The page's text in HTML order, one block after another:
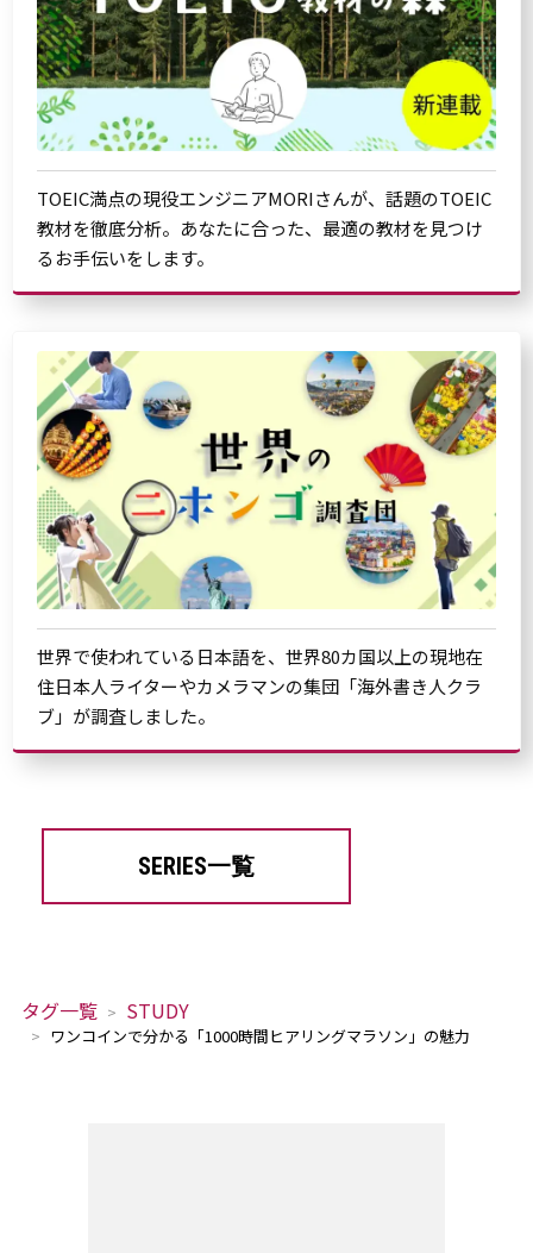
TOEIC満点の現役エンジニアMORIさんが、話題のTOEIC
教材を徹底分析。あなたに合った、最適の教材を見つけ
るお手伝いをします。
世界で使われている日本語を、世界80カ国以上の現地在
住日本人ライターやカメラマンの集団「海外書き人クラ
ブ」が調査しました。
SERIES一覧
タグ一覧 STUDY
ワンコインで分かる「1000時間ヒアリングマラソン」の魅力